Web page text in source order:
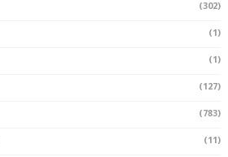
(302)
(1)
(1)
(127)
(783)
(11)